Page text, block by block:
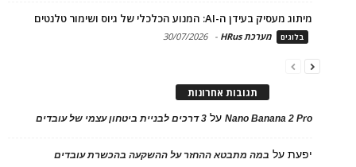
מיתוג מעסיק בעידן ה-AI: המנוע הכלכלי של גיוס ושימור טלנטים
בלוגים מערכת HRus -
30/07/2026
תגובות אחרונות
Nano Banana 2 Proעל 3 דרכים לבניית ביטחון עצמי של עובדים
יפעתעל במה מתבטא ההחזר על ההשקעה בהכשרת עובדים